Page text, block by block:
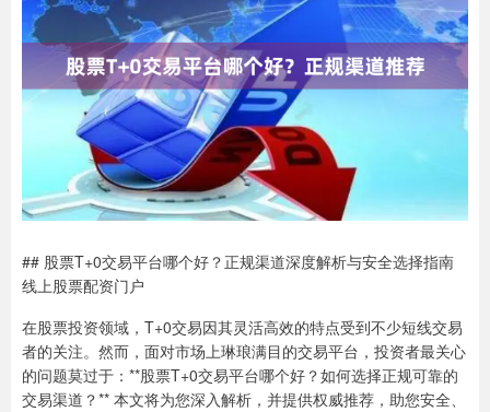
## 股票T+0交易平台哪个好？正规渠道深度解析与安全选择指南
线上股票配资门户
在股票投资领域，T+0交易因其灵活高效的特点受到不少短线交易
者的关注。然而，面对市场上琳琅满目的交易平台，投资者最关心
的问题莫过于：**股票T+0交易平台哪个好？如何选择正规可靠的
交易渠道？** 本文将为您深入解析，并提供权威推荐，助您安全、